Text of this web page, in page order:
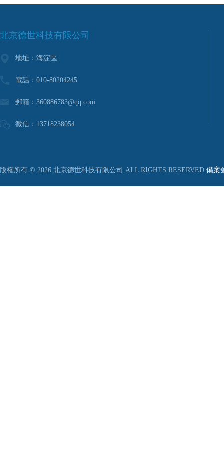
北京德世科技有限公司
地址：海淀區
電話：010-80204245
郵箱： 360886783@qq.com
微信：13718238054
版權所有 © 2026 北京德世科技有限公司 ALL RIGHTS RESERVED 備案